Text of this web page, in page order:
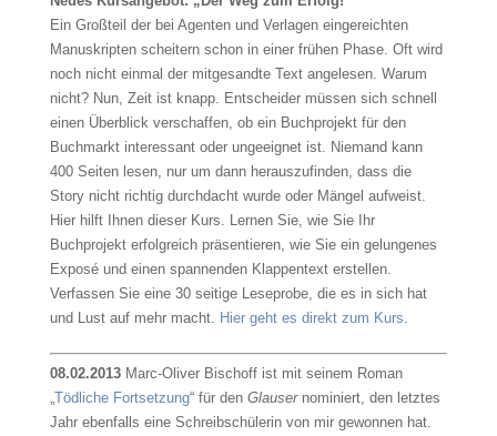
Ein Großteil der bei Agenten und Verlagen eingereichten
Manuskripten scheitern schon in einer frühen Phase. Oft wird
noch nicht einmal der mitgesandte Text angelesen. Warum
nicht? Nun, Zeit ist knapp. Entscheider müssen sich schnell
einen Überblick verschaffen, ob ein Buchprojekt für den
Buchmarkt interessant oder ungeeignet ist. Niemand kann
400 Seiten lesen, nur um dann herauszufinden, dass die
Story nicht richtig durchdacht wurde oder Mängel aufweist.
Hier hilft Ihnen dieser Kurs. Lernen Sie, wie Sie Ihr
Buchprojekt erfolgreich präsentieren, wie Sie ein gelungenes
Exposé und einen spannenden Klappentext erstellen.
Verfassen Sie eine 30 seitige Leseprobe, die es in sich hat
und Lust auf mehr macht. Hier geht es direkt zum Kurs.
08.02.2013Marc-Oliver Bischoff ist mit seinem Roman
„Tödliche Fortsetzung“ für den Glausernominiert, den letztes
Jahr ebenfalls eine Schreibschülerin von mir gewonnen hat.